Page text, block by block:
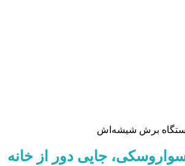
برش شیشه‌اش
سواروسکی، جایی دور از خانه